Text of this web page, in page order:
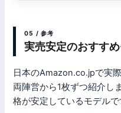
05 / 参考
実売安定のおすす
日本のAmazon.co.jpで実
両陣営から1枚ずつ紹介し
格が安定しているモデルで